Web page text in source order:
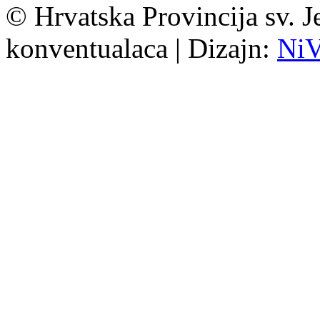
© Hrvatska Provincija sv.
konventualaca | Dizajn: